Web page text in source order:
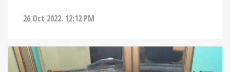
26 Oct 2022. 12:12 PM